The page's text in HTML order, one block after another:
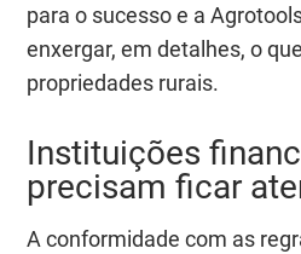
para o sucesso e a
enxergar, em detalhes, o
propriedades rurais.
Instituições
precisam ficar
A conformidade com as